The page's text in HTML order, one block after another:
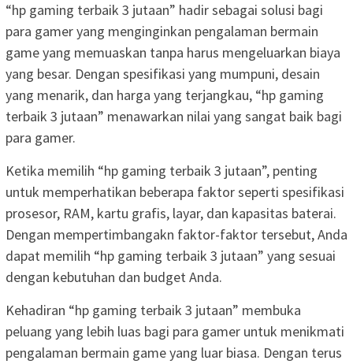
“hp gaming terbaik 3 jutaan” hadir sebagai solusi bagi
para gamer yang menginginkan pengalaman bermain
game yang memuaskan tanpa harus mengeluarkan biaya
yang besar. Dengan spesifikasi yang mumpuni, desain
yang menarik, dan harga yang terjangkau, “hp gaming
terbaik 3 jutaan” menawarkan nilai yang sangat baik bagi
para gamer.
Ketika memilih “hp gaming terbaik 3 jutaan”, penting
untuk memperhatikan beberapa faktor seperti spesifikasi
prosesor, RAM, kartu grafis, layar, dan kapasitas baterai.
Dengan mempertimbangakn faktor-faktor tersebut, Anda
dapat memilih “hp gaming terbaik 3 jutaan” yang sesuai
dengan kebutuhan dan budget Anda.
Kehadiran “hp gaming terbaik 3 jutaan” membuka
peluang yang lebih luas bagi para gamer untuk menikmati
pengalaman bermain game yang luar biasa. Dengan terus